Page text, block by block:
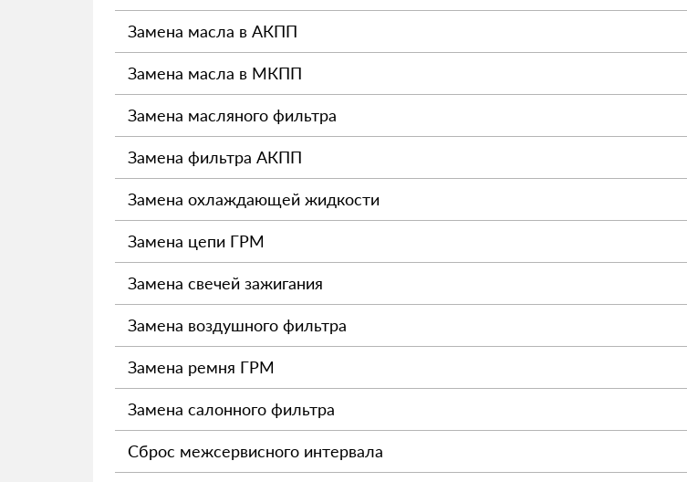
Замена масла в АКПП
Замена масла в МКПП
Замена масляного фильтра
Замена фильтра АКПП
Замена охлаждающей жидкости
Замена цепи ГРМ
Замена свечей зажигания
Замена воздушного фильтра
Замена ремня ГРМ
Замена салонного фильтра
Сброс межсервисного интервала